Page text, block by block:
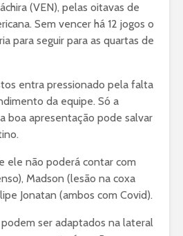
(VEN), pelas oitavas de
Sem vencer há 12 jogos o
para seguir para as quartas de
entra pressionado pela falta
da equipe. Só a
boa apresentação pode salvar
ele não poderá contar com
Madson (lesão na coxa
Jonatan (ambos com Covid).
podem ser adaptados na lateral